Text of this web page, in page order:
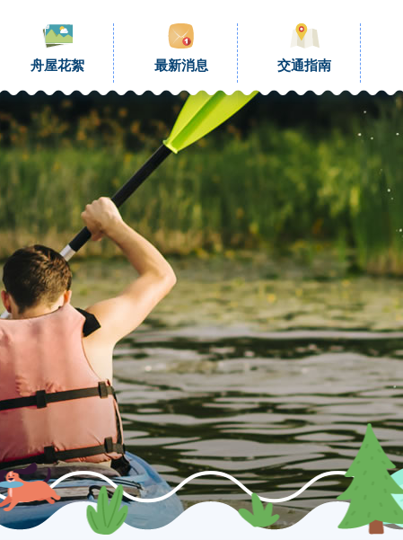
舟屋花絮 最新消息 交通指南